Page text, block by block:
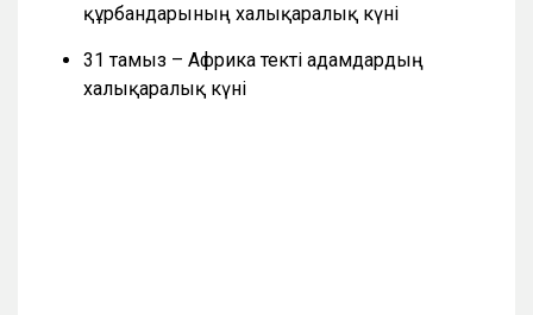
құрбандарының халықаралық күні
31 тамыз – Африка текті адамдардың
халықаралық күні